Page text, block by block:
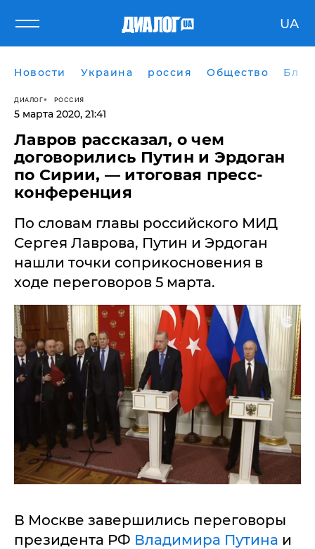
UA
Новости Украина россия Общество
ДИАЛОГ РОССИЯ
5 марта 2020, 21:41
Лавров рассказал, о чем
договорились Путин и Эрдоган
по Сирии, — итоговая пресс-
конференция
По словам главы российского МИД
Сергея Лаврова, Путин и Эрдоган
нашли точки соприкосновения в
ходе переговоров 5 марта.
В Москве завершились переговоры
президента РФ Владимира Путина и